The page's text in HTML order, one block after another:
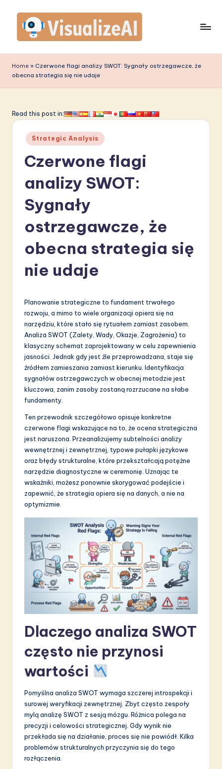
content
is
u
li
A
in
&
S
o
o
Home » Czerwone flagi analizy SWOT: Sygnały ostrzegawcze, że
obecna strategia się nie udaje
Read this post in:
Posted
in
Strategic Analysis
Czerwone flagi
analizy SWOT:
Sygnały
ostrzegawcze, że
obecna strategia się
nie udaje
Planowanie strategiczne to fundament trwałego
rozwoju, a mimo to wiele organizacji opiera się na
narzędziu, które stało się rytuałem zamiast zasobem.
Analiza SWOT (Zalety, Wady, Okazje, Zagrożenia) to
klasyczny schemat zaprojektowany w celu zapewnienia
jasności. Jednak gdy jest źle przeprowadzana, staje się
źródłem zamieszania zamiast kierunku. Identyfikacja
sygnałów ostrzegawczych w obecnej metodzie jest
kluczowa, zanim zasoby zostaną rozrzucane na słabe
fundamenty.
Ten przewodnik szczegółowo opisuje konkretne
czerwone flagi wskazujące na to, że ocena strategiczna
jest naruszona. Przeanalizujemy subtelności analizy
wewnętrznej i zewnętrznej, typowe pułapki językowe
oraz błędy strukturalne, które przekształcają potężne
narzędzie diagnostyczne w ceremonię. Uznając te
wskaźniki, możesz ponownie skorygować podejście i
zapewnić, że strategia opiera się na danych, a nie na
optymizmie.
Dlaczego analiza SWOT
często nie przynosi
wartości
Pomyślna analiza SWOT wymaga szczerej introspekcji i
surowej weryfikacji zewnętrznej. Zbyt często zespoły
mylą analizę SWOT z sesją mózgu. Różnica polega na
precyzji i celowości strategicznej. Gdy wynik nie
przekłada się na działanie, proces się nie powiódł. Kilka
problemów strukturalnych przyczynia się do tego
rozłączenia.